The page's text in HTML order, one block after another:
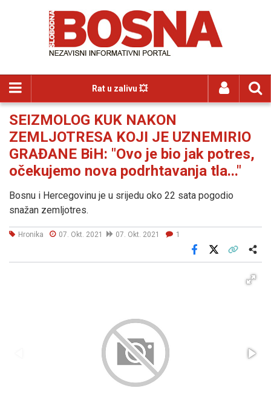
Rat u zalivu 💥
SEIZMOLOG KUK NAKON
ZEMLJOTRESA KOJI JE UZNEMIRIO
GRAĐANE BiH: "Ovo je bio jak potres,
očekujemo nova podrhtavanja tla..."
Bosnu i Hercegovinu je u srijedu oko 22 sata pogodio
snažan zemljotres.
Hronika 07. Okt. 2021 07. Okt. 2021 1
Facebook